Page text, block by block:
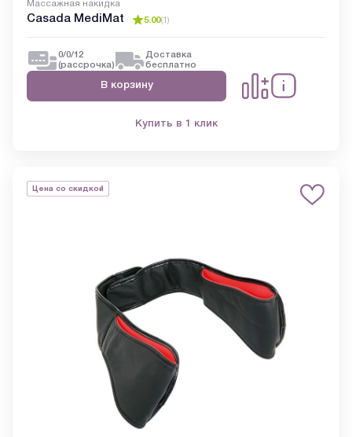
Массажная накидка
Casada MediMat 5.00(1)
0/0/12
(рассрочка)
Доставка
бесплатно
В корзину
Купить в 1 клик
Цена со скидкой